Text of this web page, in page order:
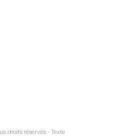
droits réservés -Texte